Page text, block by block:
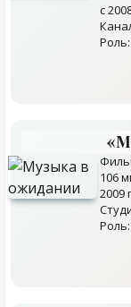
с
106
2009